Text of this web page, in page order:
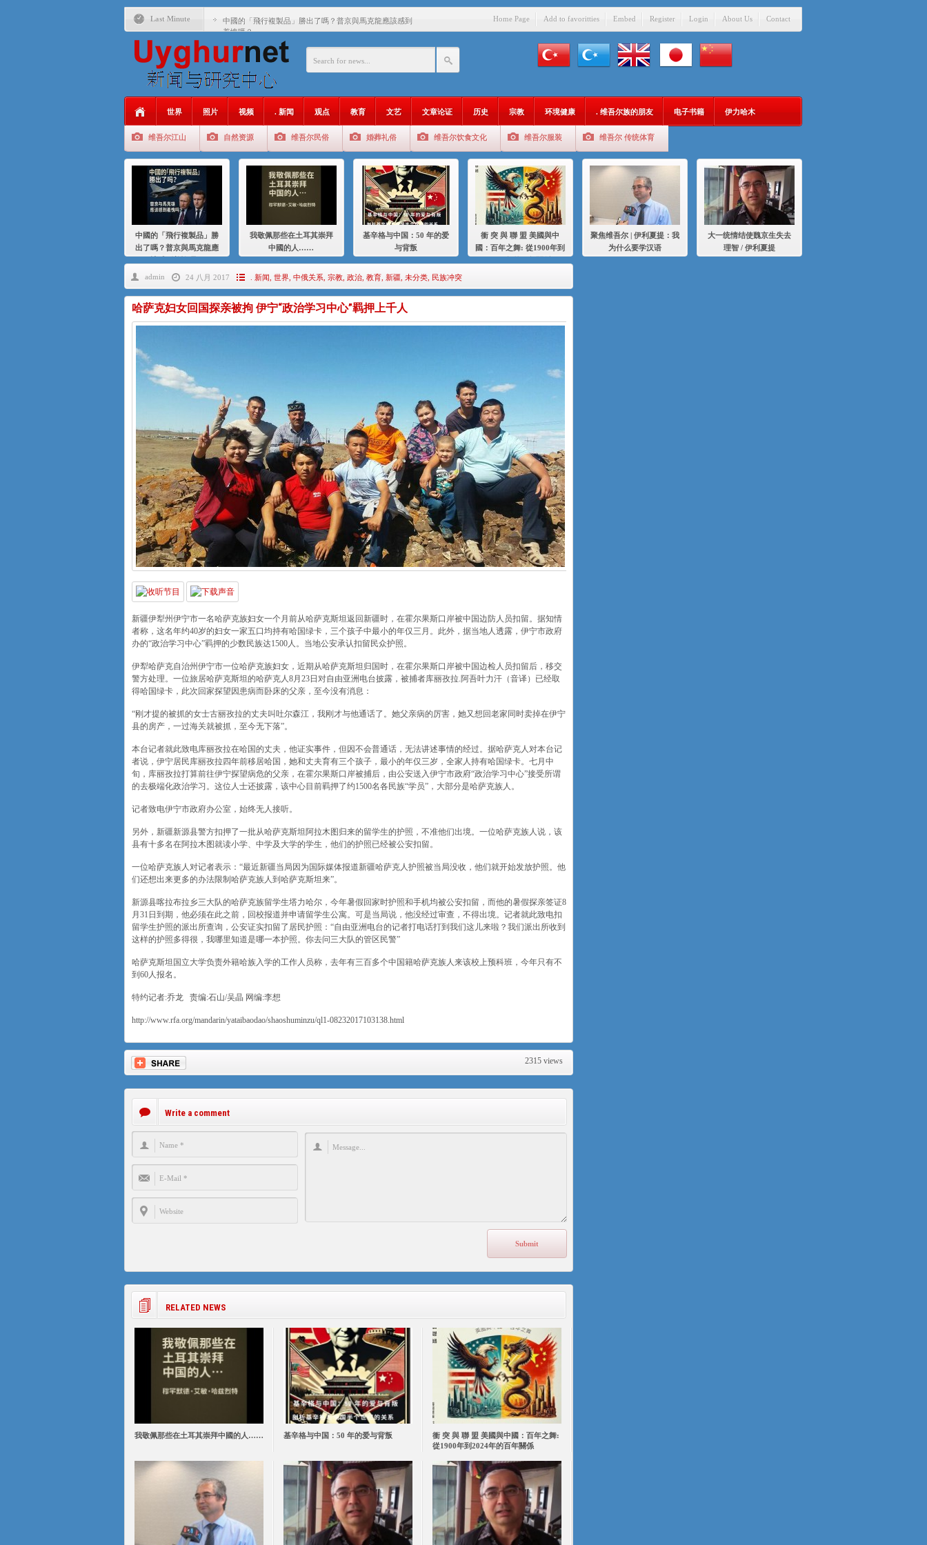
Last Minute 中國的「飛行複製品」勝出了嗎？普京與馬克龍應該感到
羞愧嗎？
我敬佩那些在土耳其崇拜中國的人……
聚焦维吾尔 | 伊利夏提：我为什么要学汉语
大一统情结使魏京生失去理智 / 伊利夏提
伊利夏提：在自责与内疚中的挣扎
伊利夏提：消失在集中营的红衣女孩
伊利夏提：满目苍夷2020，难见彼岸2021
Home Page Add to favoritties Embed Register Login About Us Contact
世界 照片 视频 . 新闻 观点 教育 文艺 文章论证 历史 宗教 环境健康 . 维吾尔族的朋友 电子书籍 伊力哈木
维吾尔江山 自然资源 维吾尔民俗 婚葬礼俗 维吾尔饮食文化 维吾尔服装 维吾尔 传统体育
中國的「飛行複製品」勝
出了嗎？普京與馬克龍應
我敬佩那些在土耳其崇拜
中國的人……
基辛格与中国：50 年的爱
与背叛
衝 突 與 聯 盟 美國與中
國：百年之舞: 從1900年到
聚焦维吾尔 | 伊利夏提：我
为什么要学汉语
大一统情结使魏京生失去
理智 / 伊利夏提
admin 24 八月 2017 . 新闻 世界, 中俄关系 宗教, 政治, 教育, 新疆, 未分类, 民族冲突
哈萨克妇女回国探亲被拘 伊宁“政治学习中心”羁押上千人
新疆伊犁州伊宁市一名哈萨克族妇女一个月前从哈萨克斯坦返回新疆时，在霍尔果斯口岸被中国边防人员扣留。据知情
者称，这名年约40岁的妇女一家五口均持有哈国绿卡，三个孩子中最小的年仅三月。此外，据当地人透露，伊宁市政府
办的“政治学习中心”羁押的少数民族达1500人。当地公安承认扣留民众护照。
伊犁哈萨克自治州伊宁市一位哈萨克族妇女，近期从哈萨克斯坦归国时，在霍尔果斯口岸被中国边检人员扣留后，移交
警方处理。一位旅居哈萨克斯坦的哈萨克人8月23日对自由亚洲电台披露，被捕者库丽孜拉.阿吾叶力汗（音译）已经取
得哈国绿卡，此次回家探望因患病而卧床的父亲，至今没有消息：
“刚才提的被抓的女士古丽孜拉的丈夫叫吐尔森江，我刚才与他通话了。她父亲病的厉害，她又想回老家同时卖掉在伊宁
县的房产，一过海关就被抓，至今无下落”。
本台记者就此致电库丽孜拉在哈国的丈夫，他证实事件，但因不会普通话，无法讲述事情的经过。据哈萨克人对本台记
者说，伊宁居民库丽孜拉四年前移居哈国，她和丈夫育有三个孩子，最小的年仅三岁，全家人持有哈国绿卡。七月中
旬，库丽孜拉打算前往伊宁探望病危的父亲，在霍尔果斯口岸被捕后，由公安送入伊宁市政府“政治学习中心”接受所谓
的去极端化政治学习。这位人士还披露，该中心目前羁押了约1500名各民族“学员”，大部分是哈萨克族人。
记者致电伊宁市政府办公室，始终无人接听。
另外，新疆新源县警方扣押了一批从哈萨克斯坦阿拉木图归来的留学生的护照，不准他们出境。一位哈萨克族人说，该
县有十多名在阿拉木图就读小学、中学及大学的学生，他们的护照已经被公安扣留。
一位哈萨克族人对记者表示：“最近新疆当局因为国际媒体报道新疆哈萨克人护照被当局没收，他们就开始发放护照。他
们还想出来更多的办法限制哈萨克族人到哈萨克斯坦来”。
新源县喀拉布拉乡三大队的哈萨克族留学生塔力哈尔，今年暑假回家时护照和手机均被公安扣留，而他的暑假探亲签证8
月31日到期，他必须在此之前，回校报道并申请留学生公寓。可是当局说，他没经过审查，不得出境。记者就此致电扣
留学生护照的派出所查询，公安证实扣留了居民护照：“自由亚洲电台的记者打电话打到我们这儿来啦？我们派出所收到
这样的护照多得很，我哪里知道是哪一本护照。你去问三大队的管区民警”
哈萨克斯坦国立大学负责外籍哈族入学的工作人员称，去年有三百多个中国籍哈萨克族人来该校上预科班，今年只有不
到60人报名。
特约记者:乔龙 责编:石山/吴晶 网编:李想
http://www.rfa.org/mandarin/yataibaodao/shaoshuminzu/ql1-08232017103138.html
2315 views
Write a comment
RELATED NEWS
我敬佩那些在土耳其崇拜中國的人…… 基辛格与中国：50 年的爱与背叛
衝 突 與 聯 盟 美國與中國：百年之舞:
從1900年到2024年的百年關係